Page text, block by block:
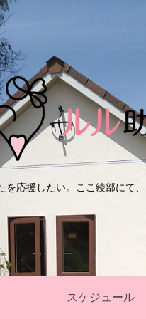
を応援したい。ここ綾部にて
スケジュール